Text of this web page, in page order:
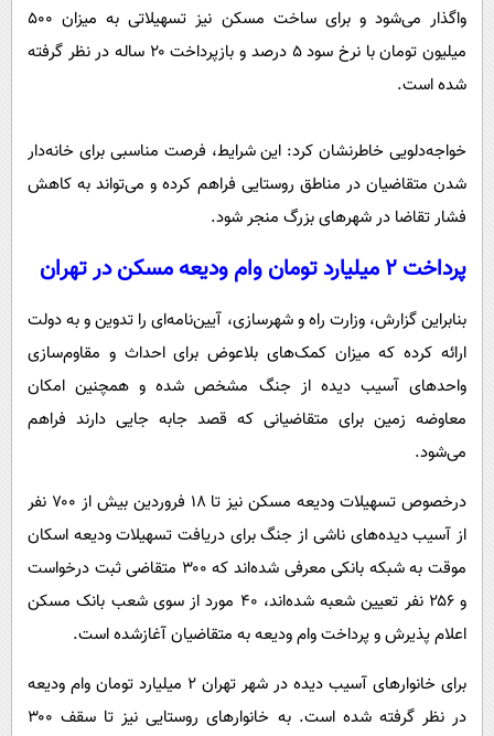
واگذار می‌شود و برای ساخت مسکن نیز تسهیلاتی به میزان ۵۰۰
میلیون تومان با نرخ سود ۵ درصد و بازپرداخت ۲۰ ساله در نظر گرفته
شده است.
خواجه‌دلویی خاطرنشان کرد: این شرایط، فرصت مناسبی برای خانه‌دار
شدن متقاضیان در مناطق روستایی فراهم کرده و می‌تواند به کاهش
فشار تقاضا در شهرهای بزرگ منجر شود.
پرداخت ۲ میلیارد تومان وام ودیعه مسکن در تهران
بنابراین گزارش، وزارت راه و شهرسازی، آیین‌نامه‌ای را تدوین و به دولت
ارائه کرده که میزان کمک‌های بلاعوض برای احداث و مقاوم‌سازی
واحدهای آسیب دیده از جنگ مشخص شده و همچنین امکان
معاوضه زمین برای متقاضیانی که قصد جابه جایی دارند فراهم
می‌شود.
درخصوص تسهیلات ودیعه مسکن نیز تا ۱۸ فروردین بیش از ۷۰۰ نفر
از آسیب دیده‌های ناشی از جنگ برای دریافت تسهیلات ودیعه اسکان
موقت به شبکه بانکی معرفی شده‌اند که ۳۰۰ متقاضی ثبت درخواست
و ۲۵۶ نفر تعیین شعبه شده‌اند، ۴۰ مورد از سوی شعب بانک مسکن
اعلام پذیرش و پرداخت وام ودیعه به متقاضیان آغازشده است.
برای خانوارهای آسیب دیده در شهر تهران ۲ میلیارد تومان وام ودیعه
در نظر گرفته شده است. به خانوارهای روستایی نیز تا سقف ۳۰۰